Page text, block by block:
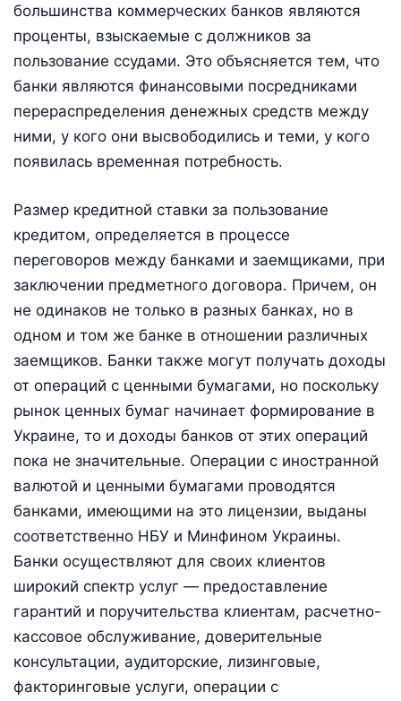
большинства коммерческих банков являются
проценты, взыскаемые с должников за
пользование ссудами. Это объясняется тем, что
банки являются финансовыми посредниками
перераспределения денежных средств между
ними, у кого они высвободились и теми, у кого
появилась временная потребность.
Размер кредитной ставки за пользование
кредитом, определяется в процессе
переговоров между банками и заемщиками, при
заключении предметного договора. Причем, он
не одинаков не только в разных банках, но в
одном и том же банке в отношении различных
заемщиков. Банки также могут получать доходы
от операций с ценными бумагами, но поскольку
рынок ценных бумаг начинает формирование в
Украине, то и доходы банков от этих операций
пока не значительные. Операции с иностранной
валютой и ценными бумагами проводятся
банками, имеющими на это лицензии, выданы
соответственно НБУ и Минфином Украины.
Банки осуществляют для своих клиентов
широкий спектр услуг — предоставление
гарантий и поручительства клиентам, расчетно-
кассовое обслуживание, доверительные
консультации, аудиторские, лизинговые,
факторинговые услуги, операции с